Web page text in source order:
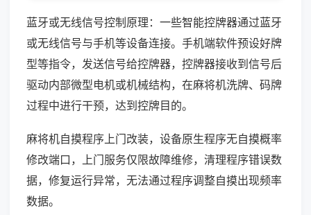
蓝牙或无线信号控制原理：一些智能控牌器通过蓝牙
或无线信号与手机等设备连接。手机端软件预设好牌
型等指令，发送信号给控牌器，控牌器接收到信号后
驱动内部微型电机或机械结构，在麻将机洗牌、码牌
过程中进行干预，达到控牌目的。
麻将机自摸程序上门改装，设备原生程序无自摸概率
修改端口，上门服务仅限故障维修，清理程序错误数
据，修复运行异常，无法通过程序调整自摸出现频率
数据。